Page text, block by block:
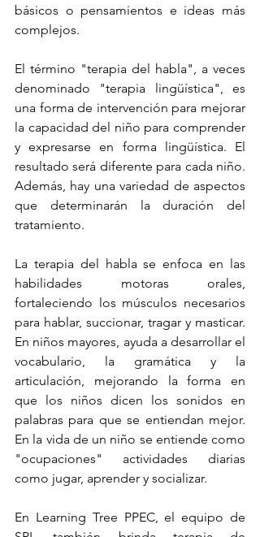
básicos o pensamientos e ideas más
complejos.
El término "terapia del habla", a veces
denominado "terapia lingüística", es
una forma de intervención para mejorar
la capacidad del niño para comprender
y expresarse en forma lingüística. El
resultado será diferente para cada niño.
Además, hay una variedad de aspectos
que determinarán la duración del
tratamiento.
La terapia del habla se enfoca en las
habilidades motoras orales,
fortaleciendo los músculos necesarios
para hablar, succionar, tragar y masticar.
En niños mayores, ayuda a desarrollar el
vocabulario, la gramática y la
articulación, mejorando la forma en
que los niños dicen los sonidos en
palabras para que se entiendan mejor.
En la vida de un niño se entiende como
"ocupaciones" actividades diarias
como jugar, aprender y socializar.
En Learning Tree PPEC, el equipo de